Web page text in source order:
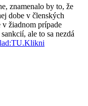
znamenalo by to, že
dobe v členských
v žiadnom prípade
ale to sa nezdá